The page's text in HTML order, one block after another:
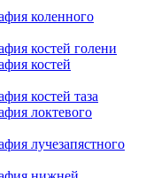
коленного
костей голени
костей
костей таза
локтевого
лучезапястного